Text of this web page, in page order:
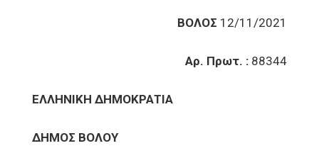
ΒΟΛΟΣ 12/11/2021
Αρ. Πρωτ. : 88344
ΕΛΛΗΝΙΚΗ ΔΗΜΟΚΡΑΤΙΑ
ΔΗΜΟΣ ΒΟΛΟΥ